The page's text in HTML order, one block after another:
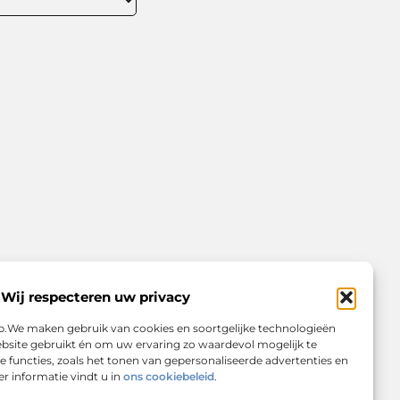
Wij respecteren uw privacy
maken gebruik van cookies en soortgelijke technologieën
gebruikt én om uw ervaring zo waardevol mogelijk te
functies, zoals het tonen van gepersonaliseerde advertenties en
informatie vindt u in ons cookiebeleid.